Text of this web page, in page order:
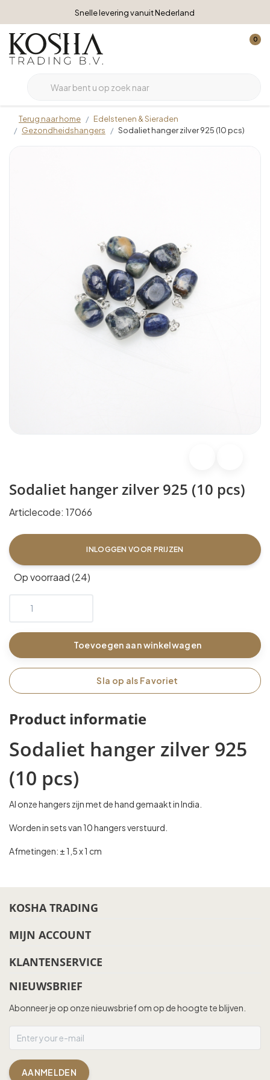
Snelle levering vanuit Nederland
0
Terug naar home
Edelstenen & Sieraden
Gezondheidshangers
Sodaliet hanger zilver 925 (10 pcs)
Sodaliet hanger zilver 925 (10 pcs)
Articlecode: 17066
INLOGGEN VOOR PRIJZEN
Op voorraad (24)
Toevoegen aan winkelwagen
Sla op als Favoriet
Product informatie
Sodaliet hanger zilver 925
(10 pcs)
Al onze hangers zijn met de hand gemaakt in India.
Worden in sets van 10 hangers verstuurd.
Afmetingen: ± 1,5 x 1 cm
KOSHA TRADING
MIJN ACCOUNT
KLANTENSERVICE
NIEUWSBRIEF
Abonneer je op onze nieuwsbrief om op de hoogte te blijven.
AANMELDEN